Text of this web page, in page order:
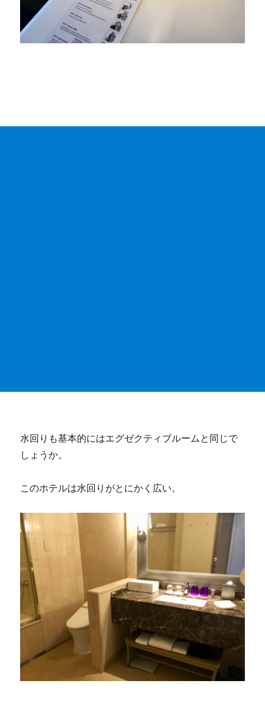
水回りも基本的にはエグゼクティブルームと同じで
しょうか。
このホテルは水回りがとにかく広い。